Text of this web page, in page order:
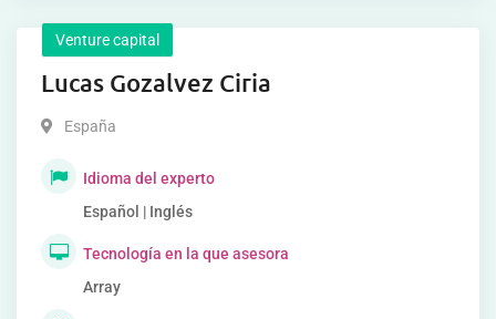
Venture capital
Lucas Gozalvez Ciria
España
Idioma del experto
Español | Inglés
Tecnología en la que asesora
Array